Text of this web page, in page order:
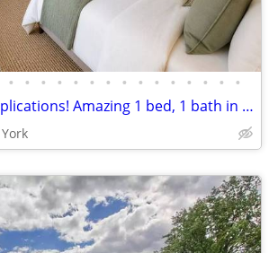
• • • • • • • • • • • • • • •
Now accepting applications! Amazing 1 bed, 1 bath in York!
York